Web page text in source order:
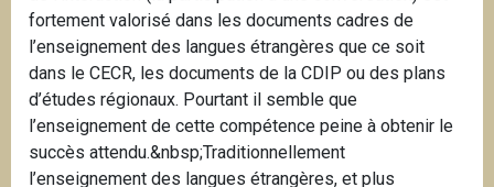
fortement valorisé dans les documents cadres de
l’enseignement des langues étrangères que ce soit
dans le CECR, les documents de la CDIP ou des plans
d’études régionaux. Pourtant il semble que
l’enseignement de cette compétence peine à obtenir le
succès attendu.&nbsp;Traditionnellement
l’enseignement des langues étrangères, et plus